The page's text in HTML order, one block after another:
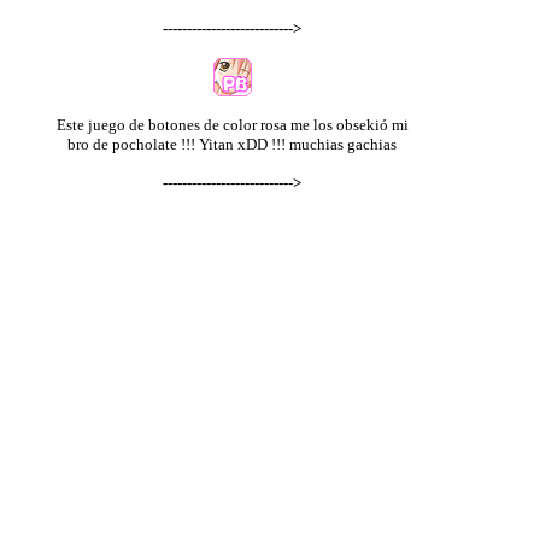
--------------------------->
Este juego de botones de color rosa me los obsekió mi
bro de pocholate !!! Yitan xDD !!! muchias gachias
--------------------------->